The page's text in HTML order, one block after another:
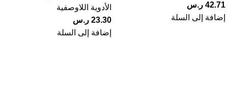
42.71 ر.س
إضافة إلى السلة
الأدوية اللاوصفية
23.30 ر.س
إضافة إلى السلة